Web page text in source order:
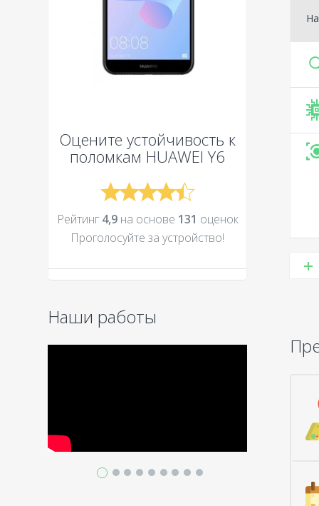
Оцените устойчивость к
поломкам HUAWEI Y6
Рейтинг 4,9на основе 131 оценок
Проголосуйте за устройcтво!
Наши работы